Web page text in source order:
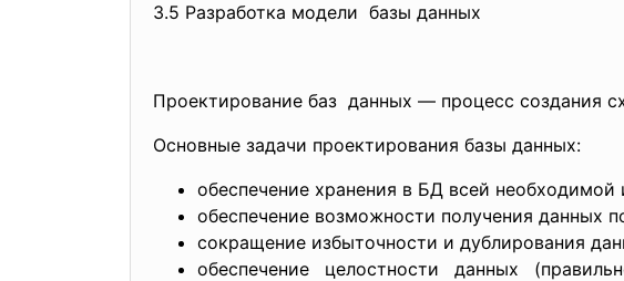
3.5 Разработка модели базы данных
Проектирование баз данных — процесс создания
Основные задачи проектирования базы данных:
обеспечение хранения в БД всей
обеспечение возможности получения данных
сокращение избыточности и дублирования
обеспечение целостности данных